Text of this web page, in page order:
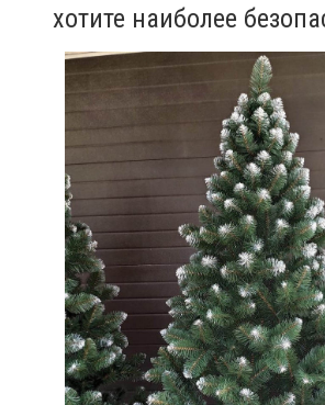
хотите наиболее